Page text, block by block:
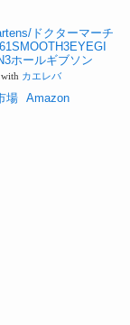
ドクターマーチ
ホールギブソン
with カエレバ
場 Amazon